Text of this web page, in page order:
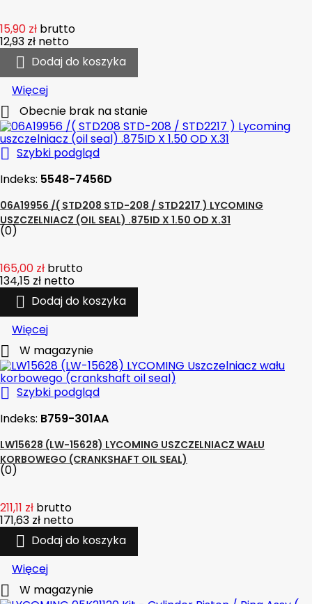
15,90 zł brutto
12,93 zł netto
 Dodaj do koszyka
Więcej
 Obecnie brak na stanie
 Szybki podgląd
Indeks: 5548-7456D
06A19956 /( STD208 STD-208 / STD2217 ) LYCOMING
USZCZELNIACZ (OIL SEAL) .875ID X 1.50 OD X.31
(0)
165,00 zł brutto
134,15 zł netto
 Dodaj do koszyka
Więcej
 W magazynie
 Szybki podgląd
Indeks: B759-301AA
LW15628 (LW-15628) LYCOMING USZCZELNIACZ WAŁU
KORBOWEGO (CRANKSHAFT OIL SEAL)
(0)
211,11 zł brutto
171,63 zł netto
 Dodaj do koszyka
Więcej
 W magazynie